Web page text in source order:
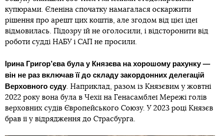
купюрами. Єленіна спочатку намагалася оскаржити
рішення про арешт цих коштів, але згодом від цієї ідеї
відмовилась. Підозру їй не оголосили, і відсторонити від
роботи судді НАБУ і САП не просили.
Ірина Григор’єва була у Князєва на хорошому рахунку —
він не раз включав її до складу закордонних делегацій
Верховного суду. Наприклад, разом із Князєвим у жовтні
2022 року вона була в Чехії на Генасамблеї Мережі голів
верховних судів Європейського Союзу. У 2023 році Князєв
брав її у відрядження до Страсбурга.